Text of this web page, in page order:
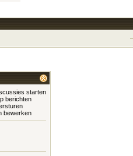
starten
berichten
bewerken